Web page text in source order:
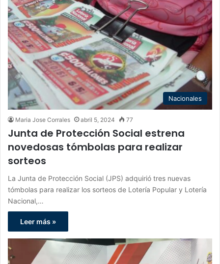
Nacionales
Maria Jose Corrales abril 5, 2024 77
Junta de Protección Social estrena
novedosas tómbolas para realizar
sorteos
La Junta de Protección Social (JPS) adquirió tres nuevas
tómbolas para realizar los sorteos de Lotería Popular y Lotería
Nacional,…
Leer más »